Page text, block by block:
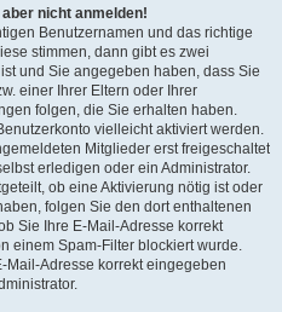
nicht anmelden!
Benutzernamen und das richtige
stimmen, dann gibt es zwei
und Sie angegeben haben, dass Sie
einer Ihrer Eltern oder Ihrer
folgen, die Sie erhalten haben.
vielleicht aktiviert werden.
Mitglieder erst freigeschaltet
erledigen oder ein Administrator.
ob eine Aktivierung nötig ist oder
folgen Sie den dort enthaltenen
Sie Ihre E-Mail-Adresse korrekt
einem Spam-Filter blockiert wurde.
Mail-Adresse korrekt eingegeben